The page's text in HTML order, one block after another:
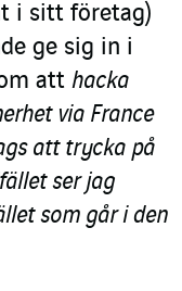
i sitt företag)
ge sig in i
att hacka
via France
att trycka på
ser jag
som går i den